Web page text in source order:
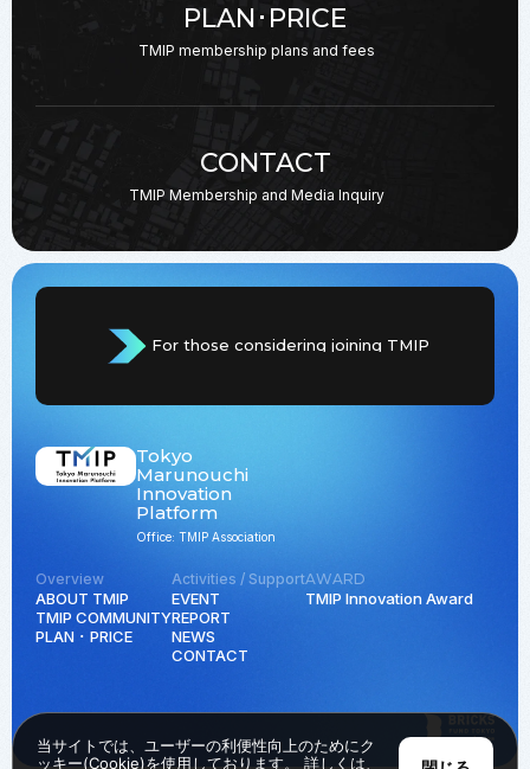
PLAN･PRICE
TMIP membership plans and fees
CONTACT
TMIP Membership and Media Inquiry
For those considering joining TMIP
Tokyo
Marunouchi
Innovation
Platform
Office: TMIP Association
Overview
ABOUT TMIP
TMIP COMMUNITY
PLAN ･ PRICE
Activities / Support
EVENT
REPORT
NEWS
CONTACT
AWARD
TMIP Innovation Award
当サイトでは、ユーザーの利便性向上のためにク
ッキー(Cookie)を使用しております。 詳しくは、